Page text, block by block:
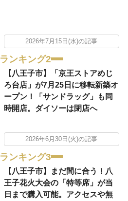
2026年7月15日(水)の記事
ランキング2
【八王子市】「京王ストアめじ
ろ台店」が7月25日に移転新築オ
ープン！「サンドラッグ」も同
時開店。ダイソーは閉店へ
2026年6月30日(火)の記事
ランキング3
【八王子市】まだ間に合う！八
王子花火大会の「特等席」が当
日まで購入可能。アクセスや無